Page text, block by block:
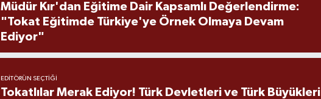
Müdür Kır'dan Eğitime Dair Kapsamlı Değerlendirme:
"Tokat Eğitimde Türkiye'ye Örnek Olmaya Devam
Ediyor"
EDITÖRÜN SEÇTIĞI
Tokatlılar Merak Ediyor! Türk Devletleri ve Türk Büyükleri